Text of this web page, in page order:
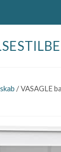
/ VASAGLE